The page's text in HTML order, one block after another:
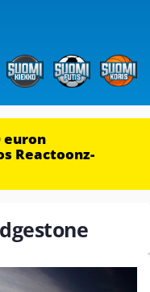
euron
Reactoonz-